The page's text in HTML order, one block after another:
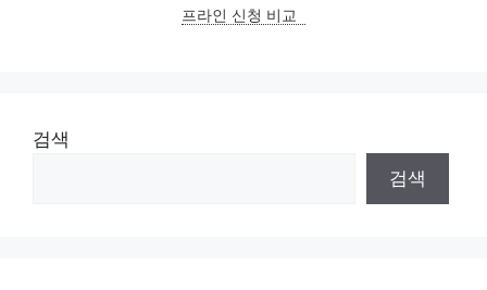
프라인 신청 비교
검색
검색